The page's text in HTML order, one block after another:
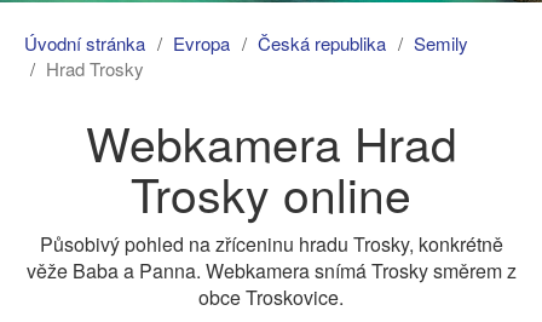
Úvodní stránka Evropa Česká republika
Semily
Hrad Trosky
Webkamera Hrad
Trosky online
Působivý pohled na zříceninu hradu Trosky, konkrétně
věže Baba a Panna. Webkamera snímá Trosky směrem z
obce Troskovice.